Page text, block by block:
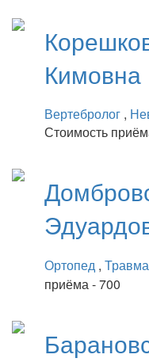
Кимовна
Вертебролог ,
Стоимость
Ортопед ,
приёма - 700